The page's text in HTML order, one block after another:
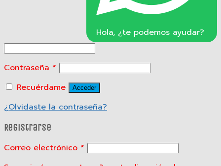
Hola, ¿te podemos ayudar?
Contraseña *
Recuérdame
Acceder
¿Olvidaste la contraseña?
Registrarse
Correo electrónico *